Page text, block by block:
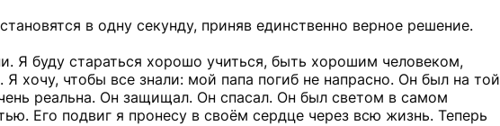
в одну секунду, приняв единственно верное решение.
Я буду стараться хорошо учиться, быть хорошим человеком,
хочу, чтобы все знали: мой папа погиб не напрасно. Он был на той
реальна. Он защищал. Он спасал. Он был светом в самом
Его подвиг я пронесу в своём сердце через всю жизнь. Теперь